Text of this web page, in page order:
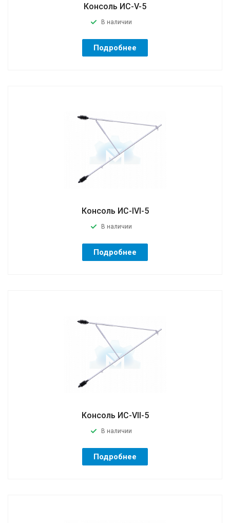
Консоль ИС-V-5
В наличии
Подробнее
Консоль ИС-IVI-5
В наличии
Подробнее
Консоль ИС-VII-5
В наличии
Подробнее